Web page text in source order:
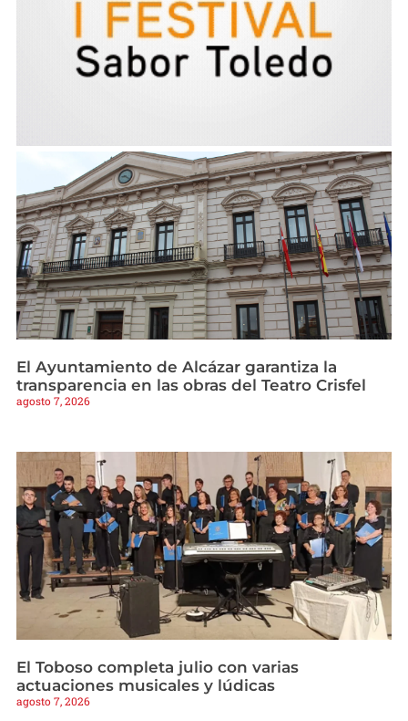
El Ayuntamiento de Alcázar garantiza la
transparencia en las obras del Teatro Crisfel
agosto 7, 2026
El Toboso completa julio con varias
actuaciones musicales y lúdicas
agosto 7, 2026